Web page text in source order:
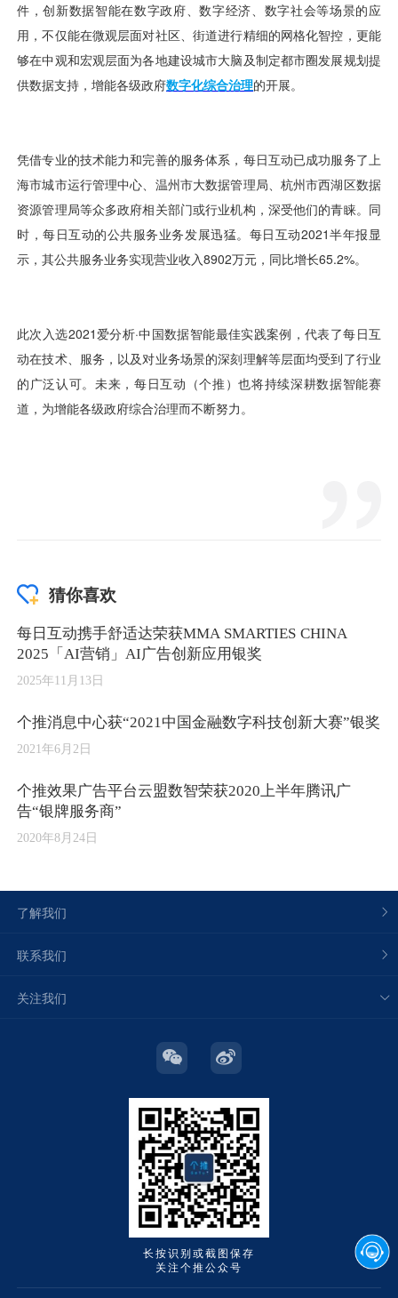
猜你喜欢
每日互动携手舒适达荣获MMA SMARTIES CHINA
2025「AI营销」AI广告创新应用银奖
2025年11月13日
个推消息中心获“2021中国金融数字科技创新大赛”银奖
2021年6月2日
个推效果广告平台云盟数智荣获2020上半年腾讯广
告“银牌服务商”
2020年8月24日
了解我们
联系我们
关注我们
长按识别或截图保存
关注个推公众号